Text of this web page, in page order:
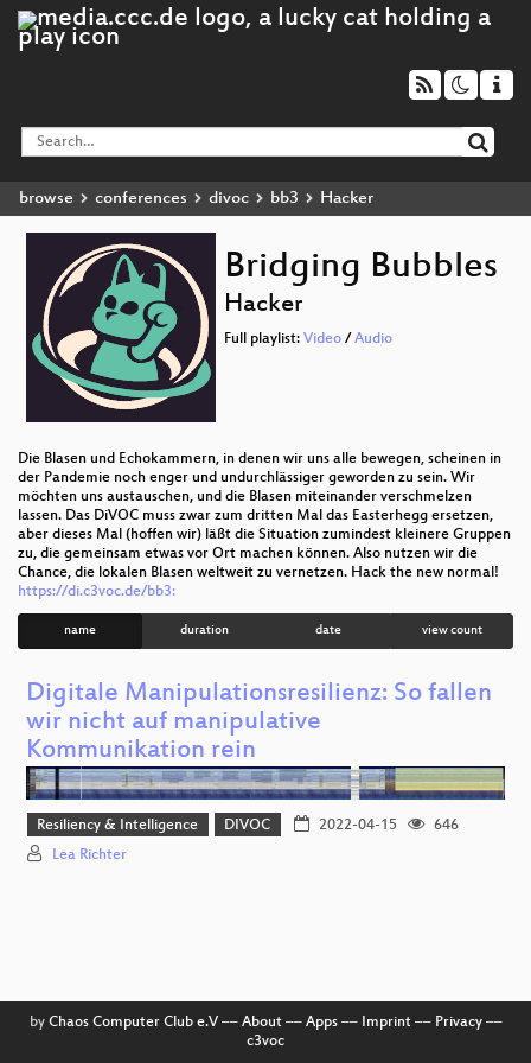
browse conferences divoc bb3 Hacker
Bridging Bubbles
Hacker
Full playlist: Video / Audio
Die Blasen und Echokammern, in denen wir uns alle bewegen, scheinen in
der Pandemie noch enger und undurchlässiger geworden zu sein. Wir
möchten uns austauschen, und die Blasen miteinander verschmelzen
lassen. Das DiVOC muss zwar zum dritten Mal das Easterhegg ersetzen,
aber dieses Mal (hoffen wir) läßt die Situation zumindest kleinere Gruppen
zu, die gemeinsam etwas vor Ort machen können. Also nutzen wir die
Chance, die lokalen Blasen weltweit zu vernetzen. Hack the new normal!
https://di.c3voc.de/bb3:
name duration date view count
Digitale Manipulationsresilienz: So fallen
wir nicht auf manipulative
Kommunikation rein
Resiliency & Intelligence DIVOC 2022-04-15
646
Lea Richter
by Chaos Computer Club e.V–– About–– Apps–– Imprint–– Privacy––
c3voc